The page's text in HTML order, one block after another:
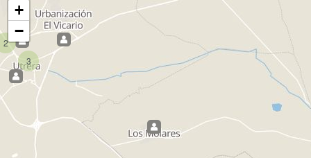
2
3
+
−